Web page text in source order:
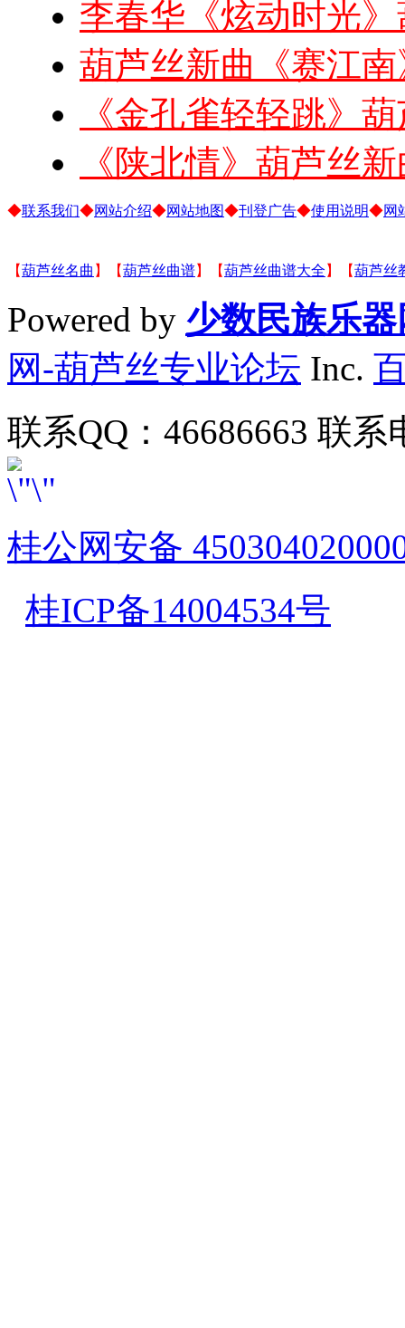
李春华《炫动时光
葫芦丝新曲《赛江南
《金孔雀轻轻跳》
《陕北情》葫芦丝
◆联系我们◆网站介绍◆网站地图◆刊登广告◆使用说明◆网
【葫芦丝名曲 】【葫芦丝曲谱】【葫芦丝曲谱大全 】【葫芦丝
Powered by 少数民族乐器
网-葫芦丝专业论坛 Inc.
联系QQ：46686663 联
桂公网安备
桂ICP备14004534号